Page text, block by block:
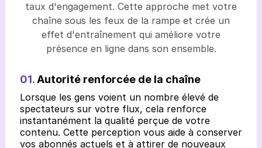
taux d'engagement. Cette approche met votre
chaîne sous les feux de la rampe et crée un
effet d'entraînement qui améliore votre
présence en ligne dans son ensemble.
01.Autorité renforcée de la chaîne
Lorsque les gens voient un nombre élevé de
spectateurs sur votre flux, cela renforce
instantanément la qualité perçue de votre
contenu. Cette perception vous aide à conserver
vos abonnés actuels et à attirer de nouveaux